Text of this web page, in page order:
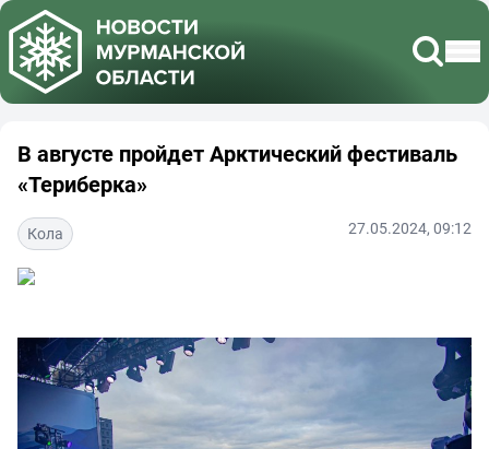
В августе пройдет Арктический фестиваль
«Териберка»
Кола 27.05.2024, 09:12